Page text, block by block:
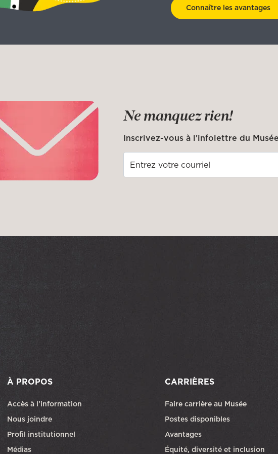
Connaître les avantages
Ne manquez rien!
Inscrivez-vous à l'infolettre du
À PROPOS
Accès à l’information
Nous joindre
Profil institutionnel
Médias
CARRIÈRES
Faire carrière au Musée
Postes disponiblesCe lien
Avantages
Équité, diversité et inclusion